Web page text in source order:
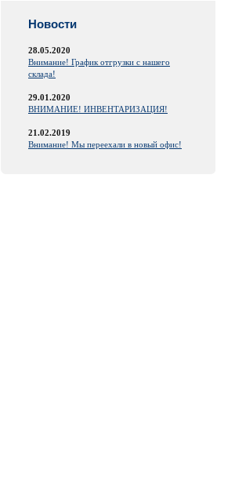
Новости
28.05.2020
Внимание! График отгрузки с нашего
склада!
29.01.2020
ВНИМАНИЕ! ИНВЕНТАРИЗАЦИЯ!
21.02.2019
Внимание! Мы переехали в новый офис!